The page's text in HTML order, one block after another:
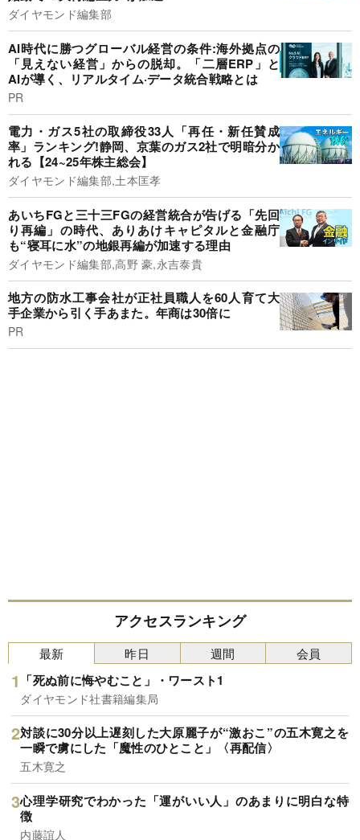
ダイヤモンド編集部
AI時代に勝つグローバル経営の条件:海外拠点の
「見えない経営」からの脱却。「二層ERP」と
AIが導く、リアルタイム·データ統合戦略とは
PR
電力・ガス5社の取締役33人「再任・新任賛成
率」ランキング!静岡、京葉のガス2社で明暗分か
れる【24~25年株主総会】
ダイヤモンド編集部,土本匡孝
あいちFGと三十三FGの経営統合が告げる「先回
り再編」の時代、ありあけキャピタルと金融庁
も“寝耳に水”の地銀再編が加速する理由
ダイヤモンド編集部,高野 豪,永吉泰貴
地方の防水工事会社が正社員職人を60人育て大
手企業から引く手あまた。年商は30倍に
PR
アクセスランキング
最新
「死ぬ前に悔やむこと」・ワースト1
ダイヤモンド社書籍編集局
対談に30分以上遅刻した大原麗子が“激おこ”の五木寛之を
一瞬で虜にした「魔性のひとこと」〈再配信〉
五木寛之
心理学研究でわかった「運がいい人」のあまりに明白な特
徴
内藤誼人
昨日 週間 会員